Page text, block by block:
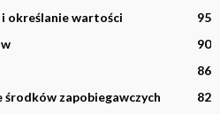
określanie wartości
95
90
86
zapobiegawczych
82